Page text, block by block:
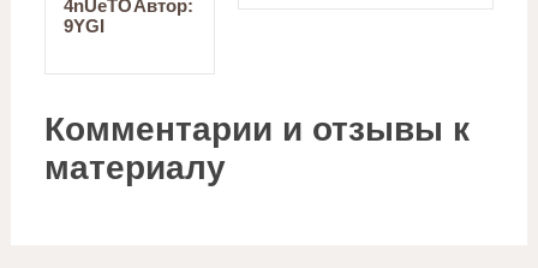
Автор:
4nUeTO
9YGI
Комментарии и отзывы к
материалу